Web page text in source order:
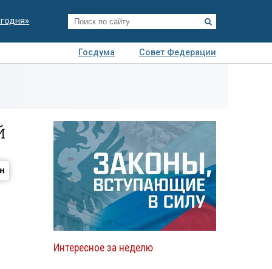
Госдума
Совет Федерации
Интересное за неделю